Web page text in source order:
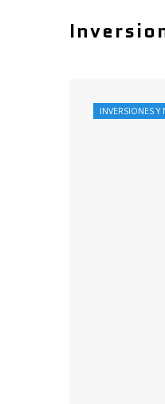
INVERSIONES Y